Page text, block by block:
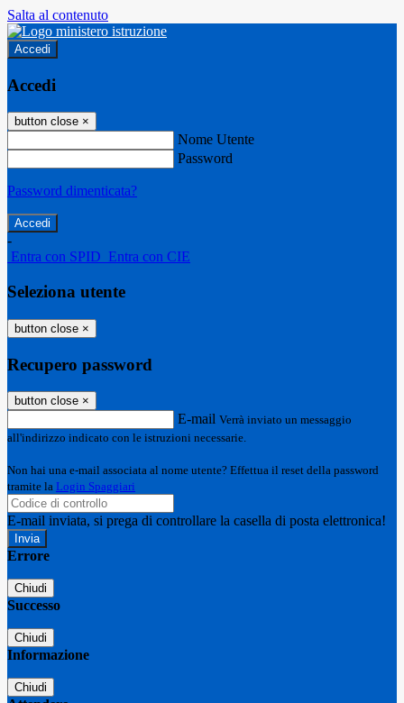
Salta al contenuto
Accedi
Accedi
button close ×
Nome Utente
Password
Password dimenticata?
-
Entra con SPID Entra con CIE
Seleziona utente
button close ×
Recupero password
button close ×
E-mail Verrà inviato un messaggio
all'indirizzo indicato con le istruzioni necessarie.
Non hai una e-mail associata al nome utente? Effettua il reset della password
tramite la Login Spaggiari
E-mail inviata, si prega di controllare la casella di posta elettronica!
Errore
Chiudi
Successo
Chiudi
Informazione
Chiudi